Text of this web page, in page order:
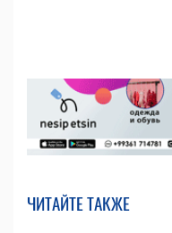
ЧИТАЙТЕ ТАКЖЕ